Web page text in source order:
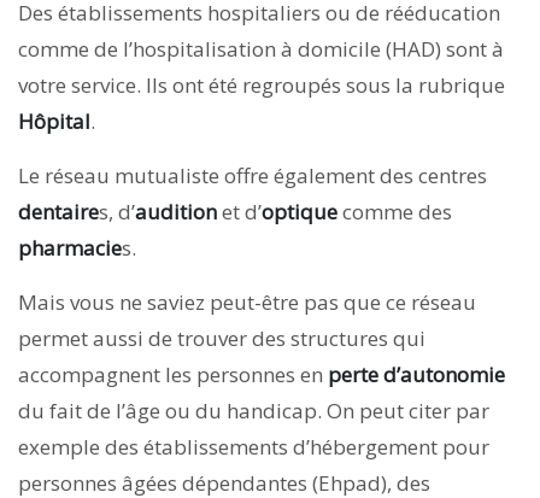
Des établissements hospitaliers ou de rééducation
comme de l’hospitalisation à domicile (HAD) sont à
votre service. Ils ont été regroupés sous la rubrique
Hôpital.
Le réseau mutualiste offre également des centres
dentaires, d’auditionet d’optiquecomme des
pharmacies.
Mais vous ne saviez peut-être pas que ce réseau
permet aussi de trouver des structures qui
accompagnent les personnes en perte d’autonomie
du fait de l’âge ou du handicap. On peut citer par
exemple des établissements d’hébergement pour
personnes âgées dépendantes (Ehpad), des